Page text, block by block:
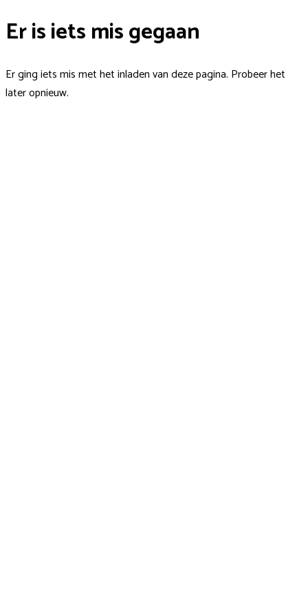
Er is iets mis gegaan
Er ging iets mis met het inladen van deze pagina. Probeer het
later opnieuw.